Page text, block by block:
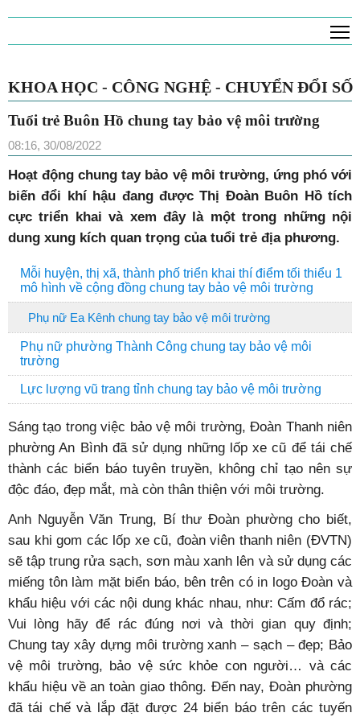
KHOA HỌC - CÔNG NGHỆ - CHUYỂN ĐỔI SỐ
Tuổi trẻ Buôn Hồ chung tay bảo vệ môi trường
08:16, 30/08/2022
Hoạt động chung tay bảo vệ môi trường, ứng phó với
biến đổi khí hậu đang được Thị Đoàn Buôn Hồ tích
cực triển khai và xem đây là một trong những nội
dung xung kích quan trọng của tuổi trẻ địa phương.
Mỗi huyện, thị xã, thành phố triển khai thí điểm tối thiểu 1
mô hình về cộng đồng chung tay bảo vệ môi trường
Phụ nữ Ea Kênh chung tay bảo vệ môi trường
Phụ nữ phường Thành Công chung tay bảo vệ môi
trường
Lực lượng vũ trang tỉnh chung tay bảo vệ môi trường
Sáng tạo trong việc bảo vệ môi trường, Đoàn Thanh niên
phường An Bình đã sử dụng những lốp xe cũ để tái chế
thành các biển báo tuyên truyền, không chỉ tạo nên sự
độc đáo, đẹp mắt, mà còn thân thiện với môi trường.
Anh Nguyễn Văn Trung, Bí thư Đoàn phường cho biết,
sau khi gom các lốp xe cũ, đoàn viên thanh niên (ĐVTN)
sẽ tập trung rửa sạch, sơn màu xanh lên và sử dụng các
miếng tôn làm mặt biển báo, bên trên có in logo Đoàn và
khẩu hiệu với các nội dung khác nhau, như: Cấm đổ rác;
Vui lòng hãy để rác đúng nơi và thời gian quy định;
Chung tay xây dựng môi trường xanh – sạch – đẹp; Bảo
vệ môi trường, bảo vệ sức khỏe con người… và các
khẩu hiệu về an toàn giao thông. Đến nay, Đoàn phường
đã tái chế và lắp đặt được 24 biển báo trên các tuyến